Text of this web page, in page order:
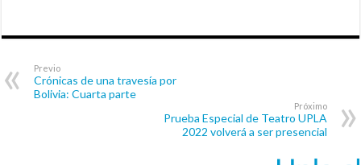
Previo
Crónicas de una travesía por
Bolivia: Cuarta parte
Próximo
Prueba Especial de Teatro UPLA
2022 volverá a ser presencial